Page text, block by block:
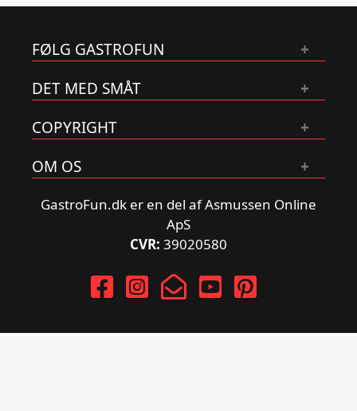
FØLG GASTROFUN
DET MED SMÅT
COPYRIGHT
OM OS
GastroFun.dk er en del af Asmussen Online
ApS
CVR: 39020580